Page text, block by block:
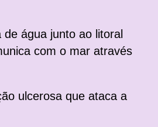
de água junto ao litoral
com o mar através
ulcerosa que ataca a